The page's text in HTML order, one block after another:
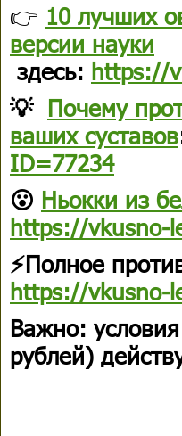
👉 10 лучших
версии науки
здесь: https://
💡 Почему
ваших суставов
ID=77234
😮 Ньокки из
https://vkusno-
⚡️Полное
https://vkusno-
Важно:
рублей)